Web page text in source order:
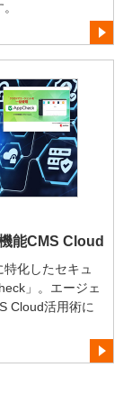
能CMS Cloud
化したセキュ
」。エージェ
Cloud活用術に